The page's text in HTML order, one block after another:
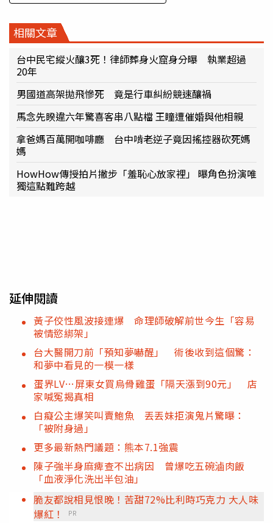
相關文章
台中民宅縱火釀3死！律師葬身火窟身分曝 執業超過
20年
男國道高架拋飛慘死 竟是行車糾紛競速釀禍
馬念先睽違六年驚喜客串八點檔 王瞳遭催婚與他相親
拿爸媽百萬開咖啡廳 台中啃老逆子竟因搖控器砍死媽
媽
HowHow傳授拍片撇步「羞恥心放家裡」 曝角色扮演唯
獨這點難跨越
延伸閱讀
黃子佼性風波接連爆 命理師破解前世今生「容易
被情慾綁架」
台大醫開刀前「預知夢嚇醒」 術後收到這個驚：
和夢中看見的一模一樣
蛋界LV…屏東女買烏骨雞蛋「隔天漲到90元」 店
家喊冤揭真相
白癡公主爆笑叫賣鮑魚 丟丟妹拒演鬼片驚曝：
「被附身過」
更多最新熱門議題：熊本7.1強震
陳子強半身麻痺查不出病因 曾爆吃五碗滷肉飯
「血液淨化洗出半包油」
脆友都說相見恨晚！苦甜72%比利時巧克力 大人味
爆紅！
PR